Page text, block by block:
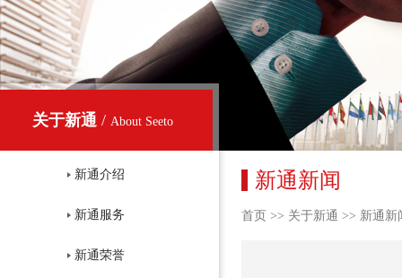
关于新通/ About Seeto
新通介绍
新通服务
新通荣誉
新通新闻
首页 >> 关于新通 >> 新通新